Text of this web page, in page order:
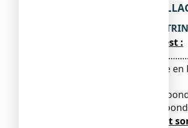
6. CONTENU DE
Ce que contient
La substance active est :
Pyrantel (embonate
Quantité correspondante en
½ cuillère-mesure
1 cuillère-mesure
Les autres composant